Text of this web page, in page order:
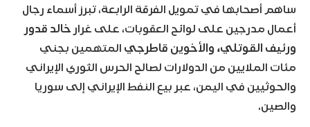
ساهم أصحابها في تمويل الفرقة الرابعة، تبرز أسماء رجال
أعمال مدرجين على لوائح العقوبات، على غرار خالد قدور
ورئيف القوتلي، والأخوين قاطرجي المتهمين بجني
مئات الملايين من الدولارات لصالح الحرس الثوري الإيراني
والحوثيين في اليمن، عبر بيع النفط الإيراني إلى سوريا
والصين.